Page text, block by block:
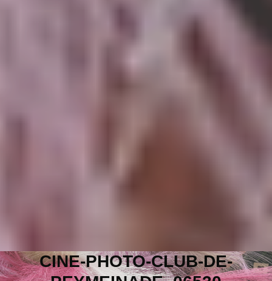
CINE-PHOTO-CLUB-DE-